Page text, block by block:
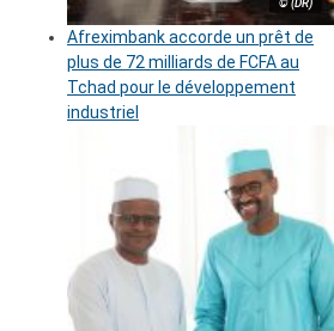
© (DR)
Afreximbank accorde un prêt de
plus de 72 milliards de FCFA au
Tchad pour le développement
industriel